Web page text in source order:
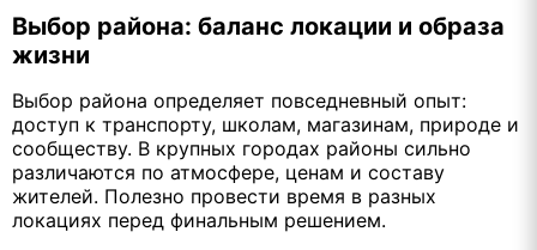
Выбор района: баланс локации и образа
жизни
Выбор района определяет повседневный опыт:
доступ к транспорту, школам, магазинам, природе и
сообществу. В крупных городах районы сильно
различаются по атмосфере, ценам и составу
жителей. Полезно провести время в разных
локациях перед финальным решением.